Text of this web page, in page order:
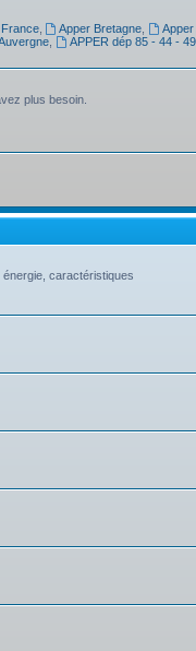
, Apper Bretagne
, APPER dép 85 - 44 - 49,
plus besoin.
caractéristiques